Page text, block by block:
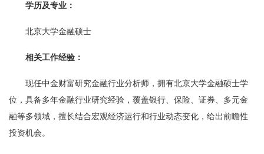
学历及专业：
北京大学金融硕士
相关工作经验：
现任中金财富研究金融行业分析师，拥有北京大学金融硕士学
位，具备多年金融行业研究经验，覆盖银行、保险、证券、多元金
融等多领域，擅长结合宏观经济运行和行业动态变化，给出前瞻性
投资机会。